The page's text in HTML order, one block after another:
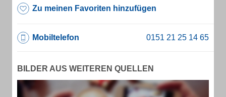
Zu meinen Favoriten hinzufügen
Mobiltelefon
BILDER AUS WEITEREN QUELLEN